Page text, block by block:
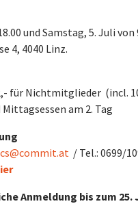
und Samstag, 5. Juli von
4, 4040 Linz.
für Nichtmitglieder (incl.
am 2. Tag
cs@commit.at / Tel.: 0699/
Anmeldung bis zum 25.